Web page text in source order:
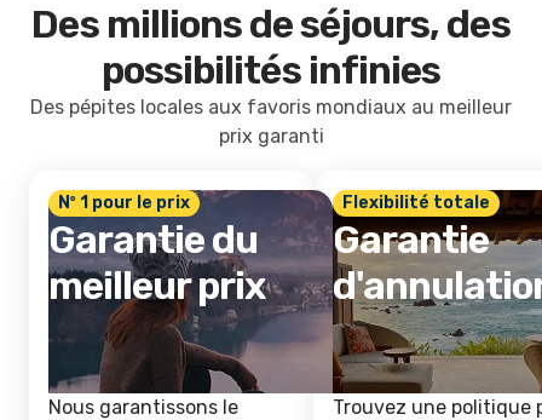
Des millions de séjours, des
possibilités infinies
Des pépites locales aux favoris mondiaux au meilleur
prix garanti
Nº 1 pour le prix
Garantie du
meilleur prix
Nous garantissons le
Flexibilité totale
Garantie
Trouvez une politique